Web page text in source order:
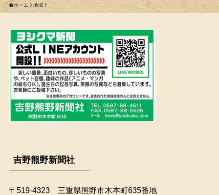
ホーム 地域
吉野熊野新聞社
〒519-4323 三重県熊野市木本町635番地